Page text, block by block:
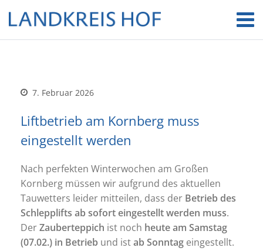
7. Februar 2026
Liftbetrieb am Kornberg muss
eingestellt werden
Nach perfekten Winterwochen am Großen
Kornberg müssen wir aufgrund des aktuellen
Tauwetters leider mitteilen, dass der Betrieb des
Schlepplifts ab sofort eingestellt werden muss.
DerZauberteppich ist noch heute am Samstag
(07.02.) in Betrieb und istab Sonntag eingestellt.